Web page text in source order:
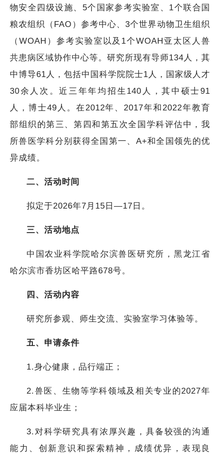
物安全四级设施、5个国家参考实验室、1个联合国
粮农组织（FAO）参考中心、3个世界动物卫生组织
（WOAH）参考实验室以及1个WOAH亚太区人兽
共患病区域协作中心等。研究所现有导师134人，其
中博导61人，包括中国科学院院士1人，国家级人才
30余人次。近三年年均招生140人，其中硕士91
人，博士49人。在2012年、2017年和2022年教育
部组织的第三、第四和第五次全国学科评估中，我
所兽医学科分别获得全国第一、A+和全国领先的优
异成绩。
二、活动时间
拟定于2026年7月15日—17日。
三、活动地点
中国农业科学院哈尔滨兽医研究所，黑龙江省
哈尔滨市香坊区哈平路678号。
四、活动内容
研究所参观、师生交流、实验室学习体验等。
五、申请条件
1.身心健康，品行端正；
2.兽医、生物等学科领域及相关专业的2027年
应届本科毕业生；
3.对科学研究具有浓厚兴趣，具备较强的沟通
能力、创新意识和探索精神，成绩优异，表现良